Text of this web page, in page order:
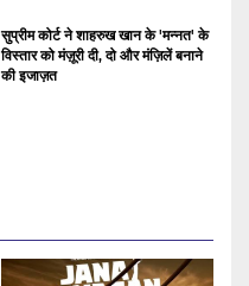
सुप्रीम कोर्ट ने शाहरुख खान के 'मन्नत' के
विस्तार को मंज़ूरी दी, दो और मंज़िलें बनाने
की इजाज़त